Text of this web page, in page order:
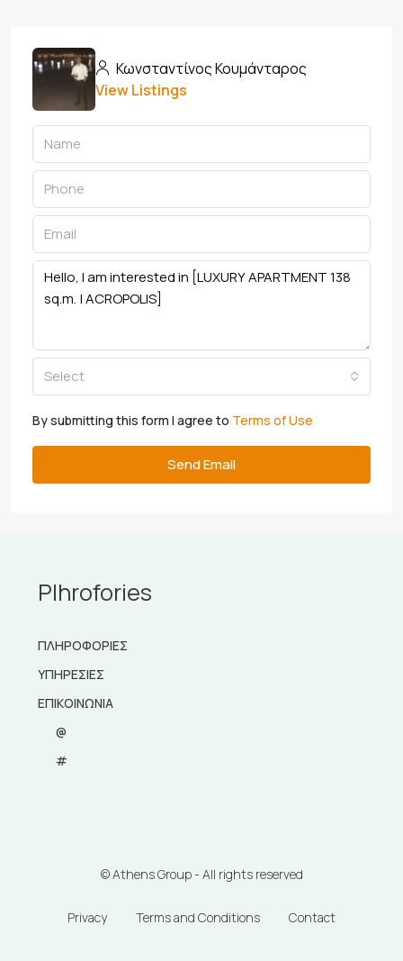
Κωνσταντίνος Κουμάνταρος
View Listings
Select
By submitting this form I agree to Terms of Use
Send Email
Plhrofories
ΠΛΗΡΟΦΟΡΙΕΣ
ΥΠΗΡΕΣΙΕΣ
ΕΠΙΚΟΙΝΩΝΙΑ
@
#
© Athens Group - All rights reserved
Privacy Terms and Conditions Contact